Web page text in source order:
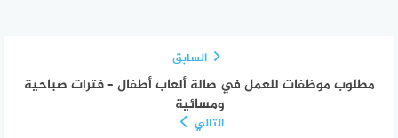
السابق
مطلوب موظفات للعمل في صالة ألعاب أطفال – فترات صباحية
ومسائية
التالي